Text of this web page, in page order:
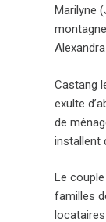
Marilyne
Castang
exulte
de
installent
Le
familles